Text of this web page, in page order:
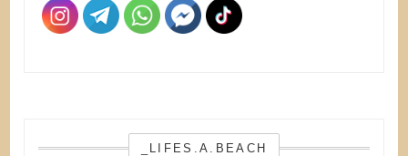
_LIFES.A.BEACH